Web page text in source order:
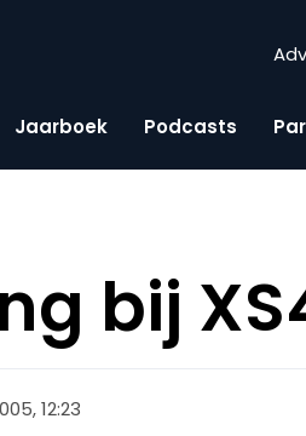
Jaarboek Podcasts
bij
12:23